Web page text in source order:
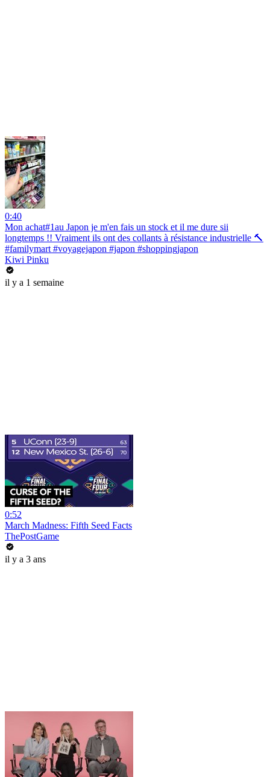
0:40
Mon achat#1au Japon je m'en fais un stock et il me dure sii
longtemps !! Vraiment ils ont des collants à résistance industrielle 🔨
#familymart #voyagejapon #japon #shoppingjapon
Kiwi Pinku
il y a 1 semaine
0:52
March Madness: Fifth Seed Facts
ThePostGame
il y a 3 ans